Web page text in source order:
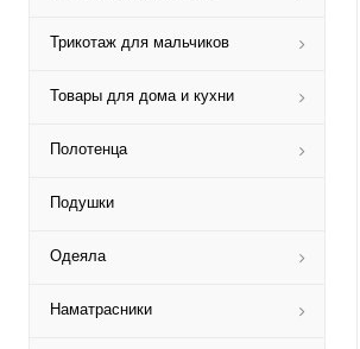
Трикотаж для мальчиков
Товары для дома и кухни
Полотенца
Подушки
Одеяла
Наматрасники